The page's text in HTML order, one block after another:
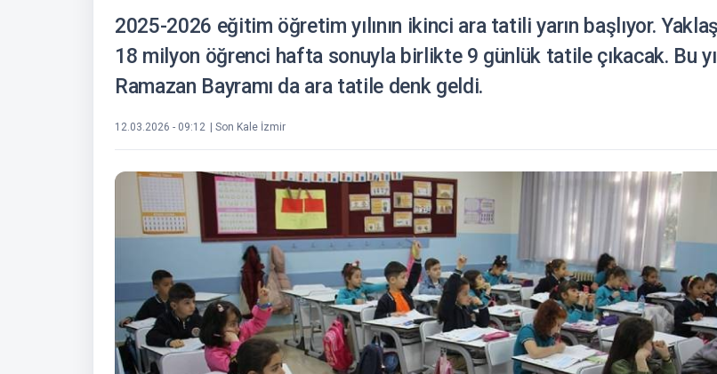
2025-2026 eğitim öğretim yılının ikinci ara tatili yarın başlıyor.
18 milyon öğrenci hafta sonuyla birlikte 9 günlük tatile çıkacak. Bu yıl
Ramazan Bayramı da ara tatile denk geldi.
12.03.2026 - 09:12 | Son Kale İzmir